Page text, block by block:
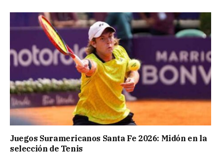
Juegos Suramericanos Santa Fe 2026: Midón en la
selección de Tenis